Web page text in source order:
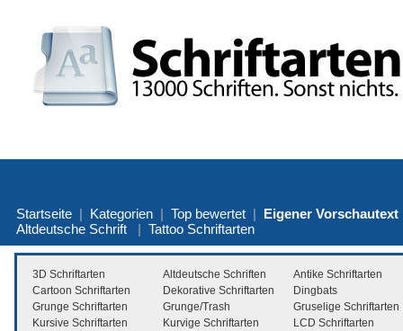
Startseite | Kategorien | Top bewertet | Eigener Vorschautext
Altdeutsche Schrift | Tattoo Schriftarten
3D Schriftarten Altdeutsche Schriften
Antike Schriftarten
Cartoon Schriftarten
Dekorative Schriftarten
Dingbats
Grunge Schriftarten
Grunge/Trash
Gruselige Schriftarten
Kursive Schriftarten
Kurvige Schriftarten
LCD Schriftarten